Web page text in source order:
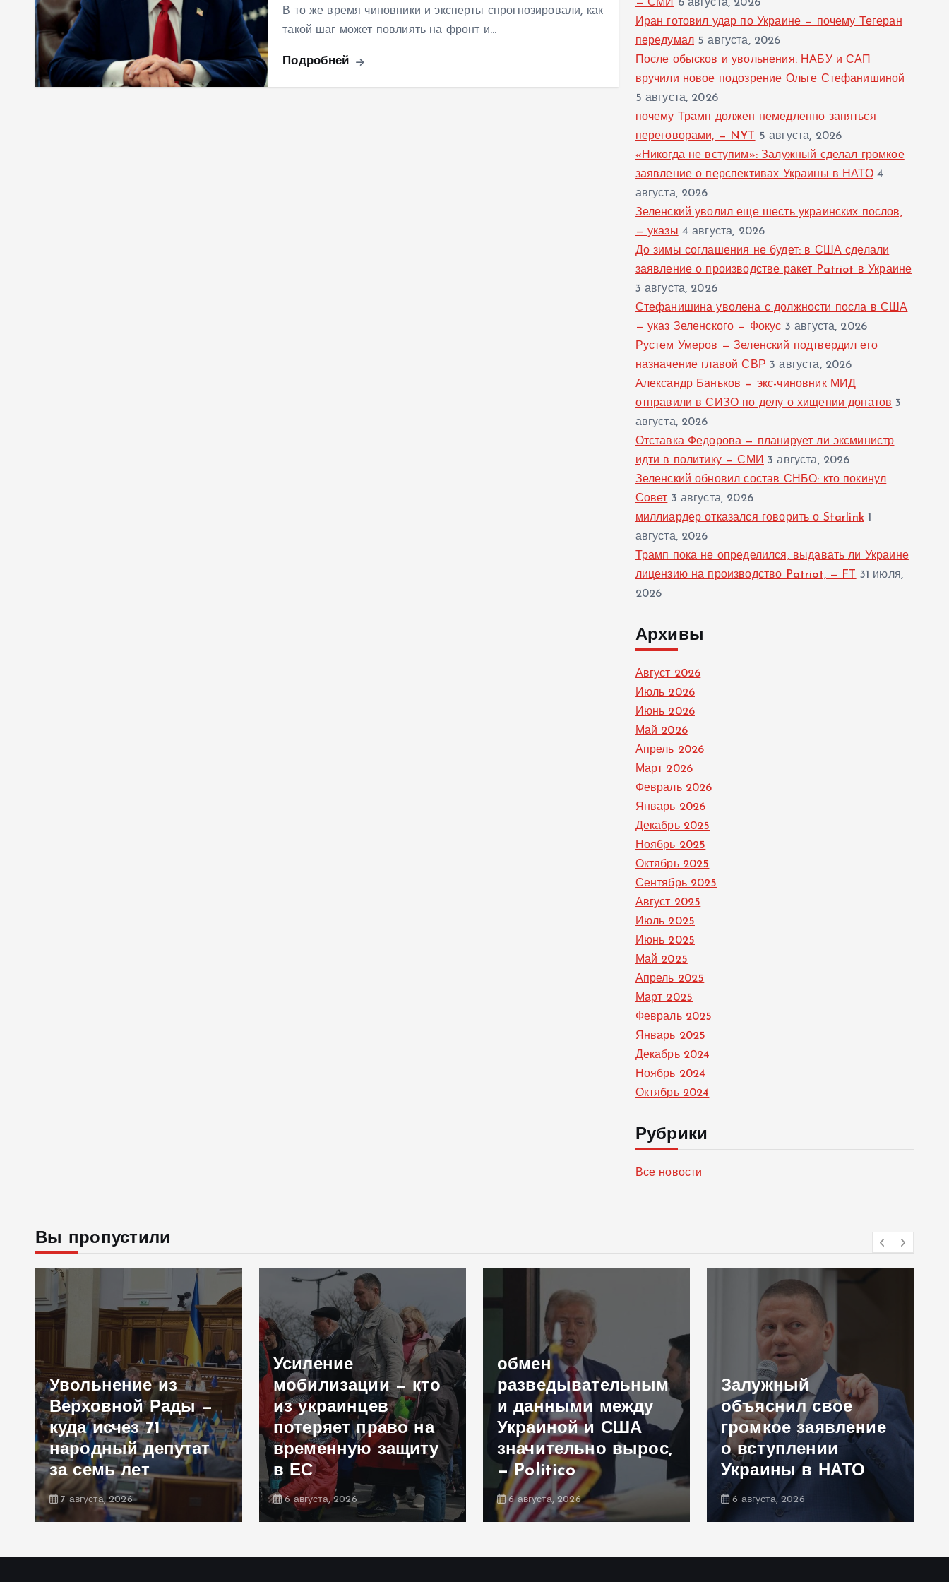
В то же время чиновники и эксперты спрогнозировали, как
такой шаг может повлиять на фронт и…
Подробней
— СМИ 6 августа, 2026
Иран готовил удар по Украине — почему Тегеран
передумал 5 августа, 2026
После обысков и увольнения: НАБУ и САП
вручили новое подозрение Ольге Стефанишиной
5 августа, 2026
почему Трамп должен немедленно заняться
переговорами, — NYT
5 августа, 2026
«Никогда не вступим»: Залужный сделал громкое
заявление о перспективах Украины в НАТО 4
августа, 2026
Зеленский уволил еще шесть украинских послов,
— указы 4 августа, 2026
До зимы соглашения не будет: в США сделали
заявление о производстве ракет Patriot в Украине
3 августа, 2026
Стефанишина уволена с должности посла в США
— указ Зеленского — Фокус 3 августа, 2026
Рустем Умеров — Зеленский подтвердил его
назначение главой СВР 3 августа, 2026
Александр Баньков — экс-чиновник МИД
отправили в СИЗО по делу о хищении донатов 3
августа, 2026
Отставка Федорова — планирует ли эксминистр
идти в политику — СМИ 3 августа, 2026
Зеленский обновил состав СНБО: кто покинул
Совет 3 августа, 2026
миллиардер отказался говорить о Starlink 1
августа, 2026
Трамп пока не определился, выдавать ли Украине
лицензию на производство Patriot, — FT
31 июля,
2026
Архивы
Август 2026
Июль 2026
Июнь 2026
Май 2026
Апрель 2026
Март 2026
Февраль 2026
Январь 2026
Декабрь 2025
Ноябрь 2025
Октябрь 2025
Сентябрь 2025
Август 2025
Июль 2025
Июнь 2025
Май 2025
Апрель 2025
Март 2025
Февраль 2025
Январь 2025
Декабрь 2024
Ноябрь 2024
Октябрь 2024
Рубрики
Все новости
Вы пропустили
Увольнение из
Верховной Рады —
куда исчез 71
народный депутат
за семь лет
7 августа, 2026
Усиление
мобилизации — кто
из украинцев
потеряет право на
временную защиту
в ЕС
6 августа, 2026
обмен
разведывательным
и данными между
Украиной и США
значительно вырос,
— Politico
6 августа, 2026
Залужный
объяснил свое
громкое заявление
о вступлении
Украины в НАТО
6 августа, 2026